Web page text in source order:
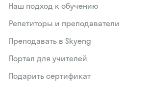
Наш подход к обучению
Репетиторы и преподаватели
Преподавать в Skyeng
Портал для учителей
Подарить сертификат